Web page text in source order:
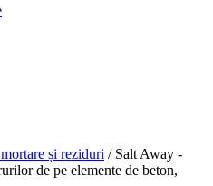
și reziduri / Salt Away -
de pe elemente de beton,